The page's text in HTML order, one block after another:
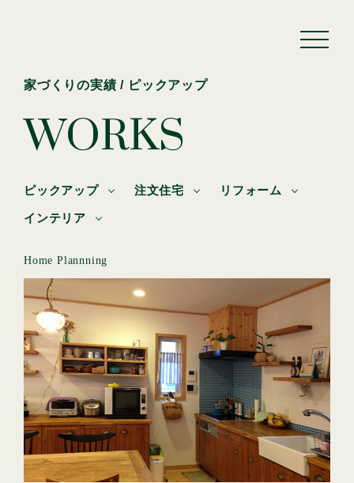
家づくりの実績 / ピックアップ
WORKS
ピックアップ 注文住宅 リフォーム
インテリア
Home Plannning